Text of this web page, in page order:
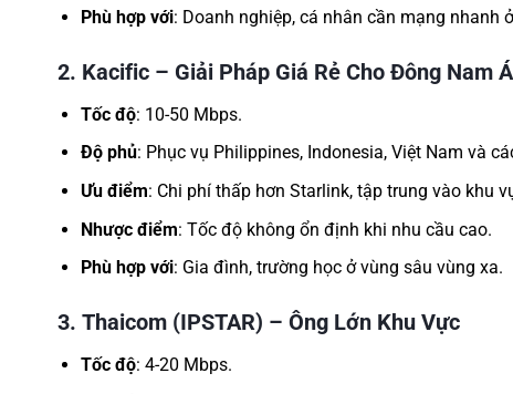
Phù hợp với: Doanh nghiệp, cá nhân cần mạng nhanh
2. Kacific – Giải Pháp Giá Rẻ Cho Đông Nam Á
Tốc độ: 10-50 Mbps.
Độ phủ: Phục vụ Philippines, Indonesia, Việt Nam và
Ưu điểm: Chi phí thấp hơn Starlink, tập trung vào khu
Nhược điểm: Tốc độ không ổn định khi nhu cầu cao.
Phù hợp với: Gia đình, trường học ở vùng sâu vùng xa.
3. Thaicom (IPSTAR) – Ông Lớn Khu Vực
Tốc độ: 4-20 Mbps.